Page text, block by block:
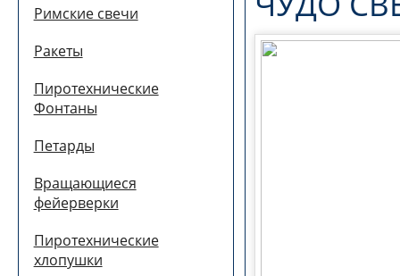
Римские свечи
Ракеты
Пиротехнические
Фонтаны
Петарды
Вращающиеся
фейерверки
Пиротехнические
хлопушки